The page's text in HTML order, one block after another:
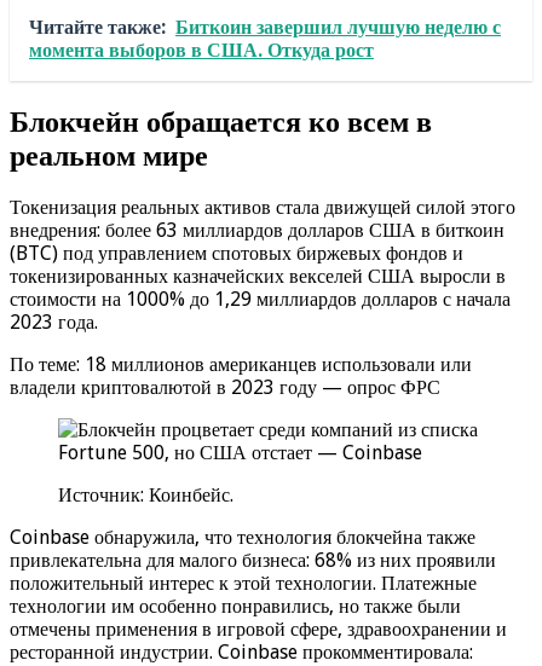
Читайте также: Биткоин завершил лучшую неделю с
момента выборов в США. Откуда рост
Блокчейн обращается ко всем в
реальном мире
Токенизация реальных активов стала движущей силой этого
внедрения: более 63 миллиардов долларов США в биткоин
(BTC) под управлением спотовых биржевых фондов и
токенизированных казначейских векселей США выросли в
стоимости на 1000% до 1,29 миллиардов долларов с начала
2023 года.
По теме: 18 миллионов американцев использовали или
владели криптовалютой в 2023 году — опрос ФРС
Источник: Коинбейс.
Coinbase обнаружила, что технология блокчейна также
привлекательна для малого бизнеса: 68% из них проявили
положительный интерес к этой технологии. Платежные
технологии им особенно понравились, но также были
отмечены применения в игровой сфере, здравоохранении и
ресторанной индустрии. Coinbase прокомментировала: